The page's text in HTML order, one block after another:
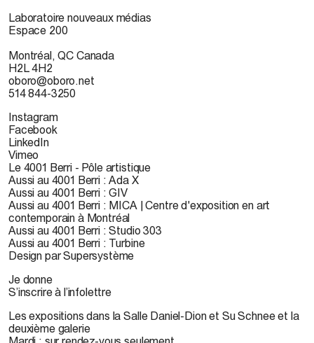
Laboratoire nouveaux médias
Espace 200
Montréal, QC Canada
H2L 4H2
oboro@oboro.net
514 844-3250
Instagram
Facebook
LinkedIn
Vimeo
Le 4001 Berri - Pôle artistique
Aussi au 4001 Berri : Ada X
Aussi au 4001 Berri : GIV
Aussi au 4001 Berri : MICA | Centre d'exposition en art
contemporain à Montréal
Aussi au 4001 Berri : Studio 303
Aussi au 4001 Berri : Turbine
Design par Supersystème
Je donne
S’inscrire à l’infolettre
Les expositions dans la Salle Daniel-Dion et Su Schnee et la
deuxième galerie